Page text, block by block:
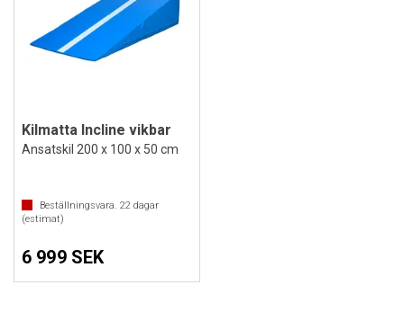
Kilmatta Incline vikbar
Ansatskil 200 x 100 x 50 cm
Beställningsvara. 22 dagar
(estimat)
6 999 SEK